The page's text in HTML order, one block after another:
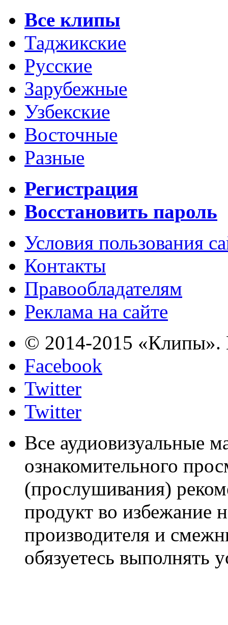
Все клипы
Таджикские
Русские
Зарубежные
Узбекские
Восточные
Разные
Регистрация
Восстановить пароль
Условия пользования
Контакты
Правообладателям
Реклама на сайте
© 2014-2015 «Клипы».
Facebook
Twitter
Twitter
Все аудиовизуальные
ознакомительного
(прослушивания)
продукт во избежание
производителя и
обязуетесь выполнять